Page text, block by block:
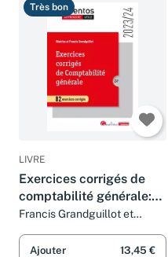
Très bon
LIVRE
Exercices corrigés de
comptabilité générale:
82 exercices corrigés
Francis Grandguillot et
Ajouter 13,45 €